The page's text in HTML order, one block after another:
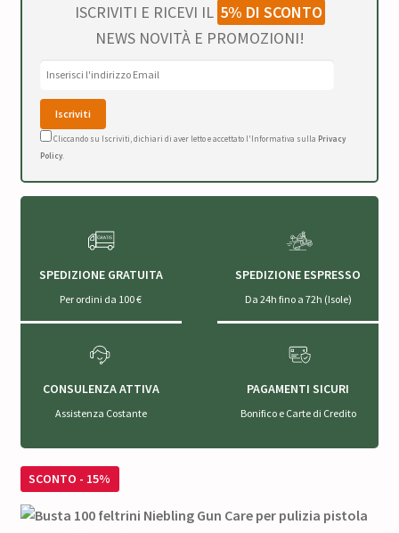
ISCRIVITI E RICEVI IL 5% DI SCONTO
NEWS NOVITÀ E PROMOZIONI!
Cliccando su Iscriviti, dichiari di aver letto e accettato l'Informativa sulla Privacy
Policy.
SPEDIZIONE GRATUITA
Per ordini da 100 €
SPEDIZIONE ESPRESSO
Da 24h fino a 72h (Isole)
CONSULENZA ATTIVA
Assistenza Costante
PAGAMENTI SICURI
Bonifico e Carte di Credito
SCONTO - 15%